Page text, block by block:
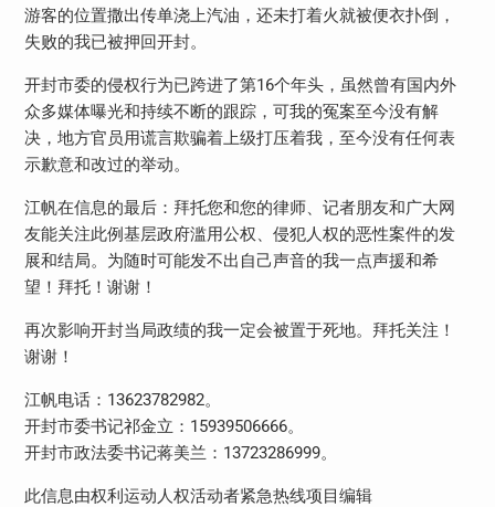
游客的位置撒出传单浇上汽油，还未打着火就被便衣扑倒，
失败的我已被押回开封。
开封市委的侵权行为已跨进了第16个年头，虽然曾有国内外
众多媒体曝光和持续不断的跟踪，可我的冤案至今没有解
决，地方官员用谎言欺骗着上级打压着我，至今没有任何表
示歉意和改过的举动。
江帆在信息的最后：拜托您和您的律师、记者朋友和广大网
友能关注此例基层政府滥用公权、侵犯人权的恶性案件的发
展和结局。为随时可能发不出自己声音的我一点声援和希
望！拜托！谢谢！
再次影响开封当局政绩的我一定会被置于死地。拜托关注！
谢谢！
江帆电话：13623782982。
开封市委书记祁金立：15939506666。
开封市政法委书记蒋美兰：13723286999。
此信息由权利运动人权活动者紧急热线项目编辑